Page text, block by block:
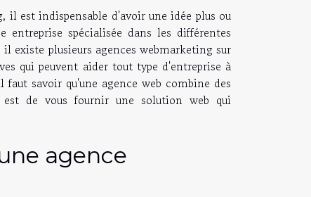
il est indispensable d'avoir une idée plus ou
spécialisée dans les différentes
existe plusieurs agences webmarketing sur
qui peuvent aider tout type d'entreprise à
savoir qu'une agence web combine des
de vous fournir une solution web qui
agence